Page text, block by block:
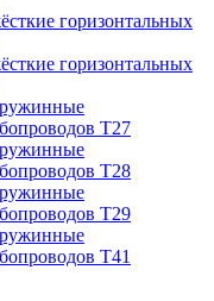
горизонтальных
горизонтальных
Т27
Т28
Т29
Т41